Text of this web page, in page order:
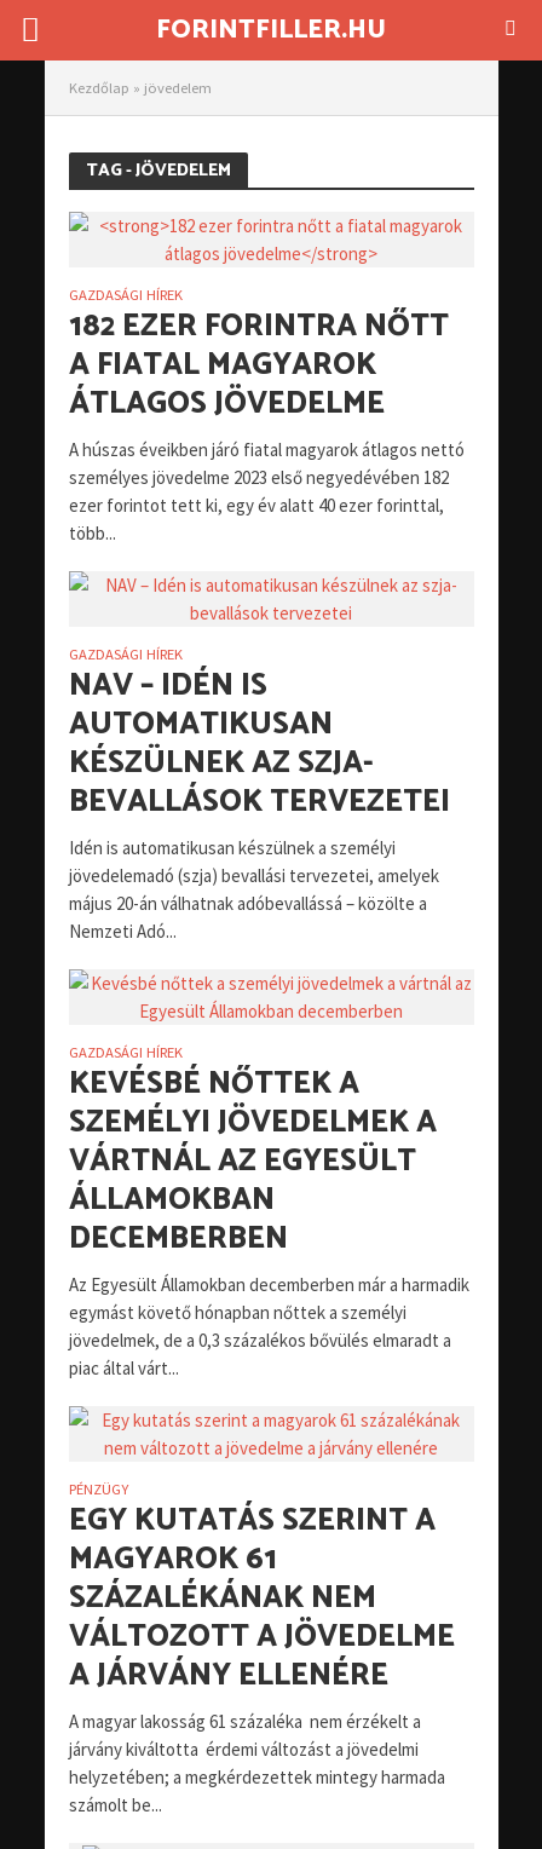
FORINTFILLER.HU
Kezdőlap » jövedelem
TAG - JÖVEDELEM
GAZDASÁGI HÍREK
182 EZER FORINTRA NŐTT
A FIATAL MAGYAROK
ÁTLAGOS JÖVEDELME
A húszas éveikben járó fiatal magyarok átlagos nettó
személyes jövedelme 2023 első negyedévében 182
ezer forintot tett ki, egy év alatt 40 ezer forinttal,
több...
GAZDASÁGI HÍREK
NAV – IDÉN IS
AUTOMATIKUSAN
KÉSZÜLNEK AZ SZJA-
BEVALLÁSOK TERVEZETEI
Idén is automatikusan készülnek a személyi
jövedelemadó (szja) bevallási tervezetei, amelyek
május 20-án válhatnak adóbevallássá – közölte a
Nemzeti Adó...
GAZDASÁGI HÍREK
KEVÉSBÉ NŐTTEK A
SZEMÉLYI JÖVEDELMEK A
VÁRTNÁL AZ EGYESÜLT
ÁLLAMOKBAN
DECEMBERBEN
Az Egyesült Államokban decemberben már a harmadik
egymást követő hónapban nőttek a személyi
jövedelmek, de a 0,3 százalékos bővülés elmaradt a
piac által várt...
PÉNZÜGY
EGY KUTATÁS SZERINT A
MAGYAROK 61
SZÁZALÉKÁNAK NEM
VÁLTOZOTT A JÖVEDELME
A JÁRVÁNY ELLENÉRE
A magyar lakosság 61 százaléka nem érzékelt a
járvány kiváltotta érdemi változást a jövedelmi
helyzetében; a megkérdezettek mintegy harmada
számolt be...